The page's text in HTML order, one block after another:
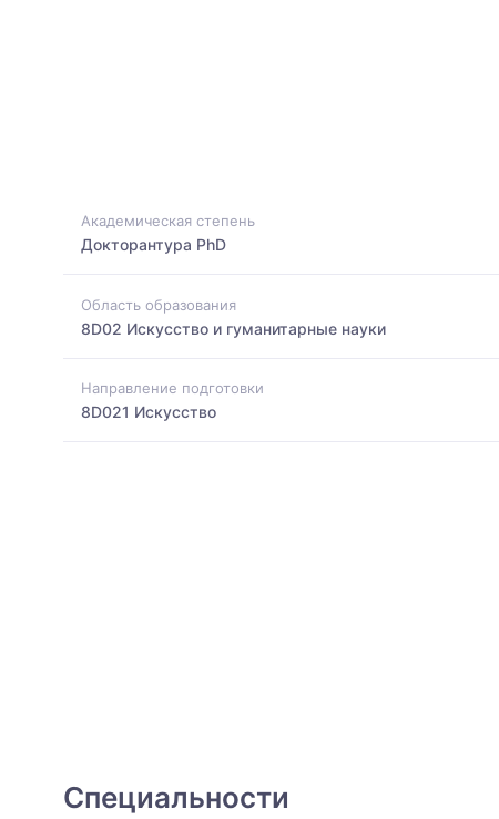
Академическая степень
Докторантура PhD
Область образования
8D02 Искусство и гуманитарные науки
Направление подготовки
8D021 Искусство
Специальности